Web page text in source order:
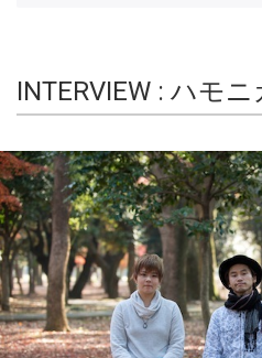
INTERVIEW : ハモ